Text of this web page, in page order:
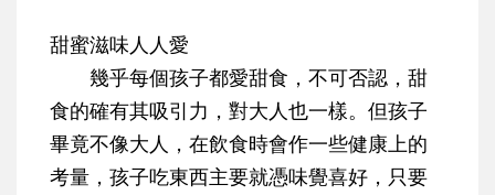
甜蜜滋味人人愛
幾乎每個孩子都愛甜食，不可否認，甜
食的確有其吸引力，對大人也一樣。但孩子
畢竟不像大人，在飲食時會作一些健康上的
考量，孩子吃東西主要就憑味覺喜好，只要